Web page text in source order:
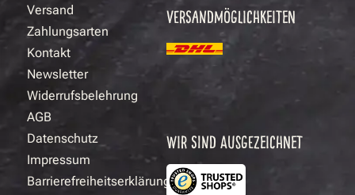
Versand
Zahlungsarten
Kontakt
Newsletter
Widerrufsbelehrung
AGB
Datenschutz
Impressum
Barrierefreiheitserklärung
VERSANDMÖGLICHKEITEN
WIR SIND AUSGEZEICHNET